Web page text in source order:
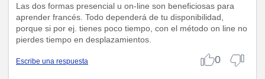
Las dos formas presencial u on-line son beneficiosas para
aprender francés. Todo dependerá de tu disponibilidad,
porque si por ej. tienes poco tiempo, con el método on line no
pierdes tiempo en desplazamientos.
Escribe una respuesta 0